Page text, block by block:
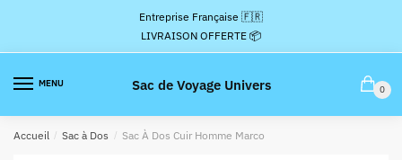
la
navigation
contenu
Entreprise Française 🇫🇷
LIVRAISON OFFERTE 📦
MENU Sac de Voyage Univers 0
Accueil / Sac à Dos / Sac À Dos Cuir Homme Marco